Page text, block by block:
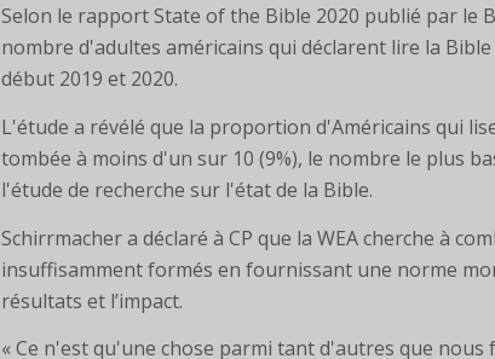
Selon le rapport State of the Bible 2020 publié par le
nombre d'adultes américains qui déclarent lire la
début 2019 et 2020.
L'étude a révélé que la proportion d'Américains qui
tombée à moins d'un sur 10 (9%), le nombre le plus
l'étude de recherche sur l'état de la Bible.
Schirrmacher a déclaré à CP que la WEA cherche à
insuffisamment formés en fournissant une norme
résultats et l’impact.
« Ce n'est qu'une chose parmi tant d'autres que